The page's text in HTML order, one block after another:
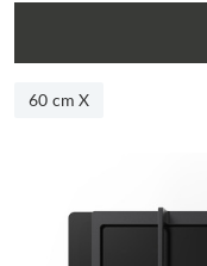
60 cm X